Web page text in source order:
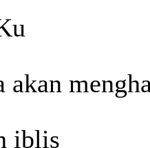
akan
iblis